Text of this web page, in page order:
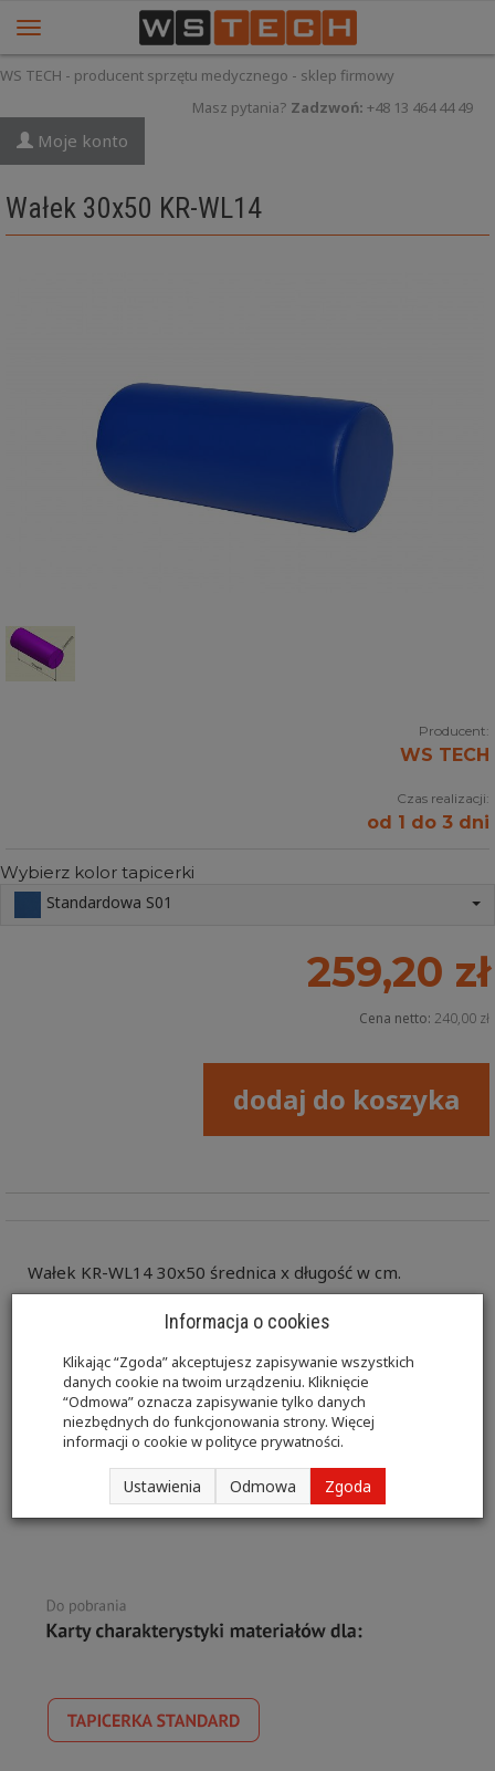
WS TECH - producent sprzętu medycznego - sklep firmowy
Masz pytania? Zadzwoń: +48 13 464 44 49
Moje konto
Wałek 30x50 KR-WL14
Producent:
WS TECH
Czas realizacji:
od 1 do 3 dni
Wybierz kolor tapicerki
Standardowa S01
259,20 zł
Cena netto: 240,00 zł
dodaj do koszyka
Wałek KR-WL14 30x50 średnica x długość w cm.
Kształtki rehabilitacyjne w tym wałki przeznaczone są
do wykonywania ćwiczeń oraz zabiegów
rehabilitacyjnych mających na celu leczenie lub
łagodzenie chorób, urazów w sposób efektywny. Wałki
jakości materiałem skóropodobnym.
Informacja o cookies
Klikając “Zgoda” akceptujesz zapisywanie wszystkich
danych cookie na twoim urządzeniu. Kliknięcie
“Odmowa” oznacza zapisywanie tylko danych
niezbędnych do funkcjonowania strony. Więcej
informacji o cookie wpolityce prywatności.
Ustawienia Odmowa Zgoda